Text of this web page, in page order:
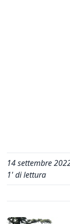
14 settembre
1' di lettura